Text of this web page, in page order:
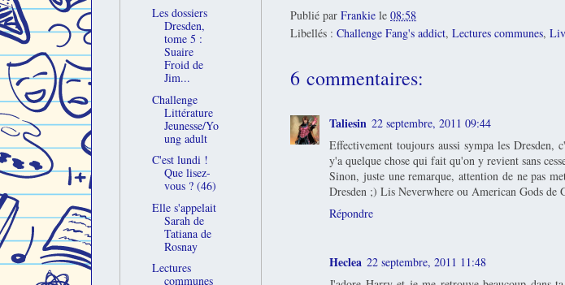
Publié par Frankie le 08:58
Libellés : Challenge Fang's addict, Lectures communes,
6 commentaires:
Taliesin 22 septembre, 2011 09:44
Effectivement toujours aussi sympa les
y'a quelque chose qui fait qu'on y revient sans
Sinon, juste une remarque, attention de ne pas
Dresden ;) Lis Neverwhere ou American Gods de
Répondre
Heclea 22 septembre, 2011 11:48
Les dossiers
Dresden,
tome 5 :
Suaire
Froid de
Jim...
Challenge
Littérature
Jeunesse/Yo
ung adult
C'est lundi !
Que lisez-
vous ? (46)
Elle s'appelait
Sarah de
Tatiana de
Rosnay
Lectures
communes